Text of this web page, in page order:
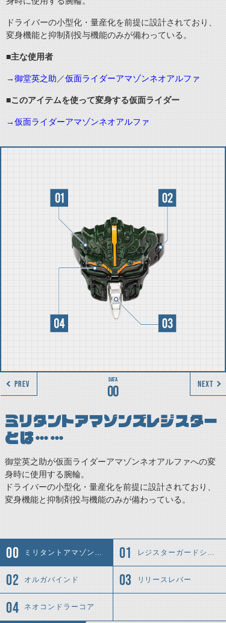
ドライバーの小型化・量産化を前提に設計されており、
変身機能と抑制剤投与機能のみが備わっている。
■主な使用者
→御堂英之助 ／仮面ライダーアマゾンネオアルファ
■このアイテムを使って変身する仮面ライダー
→仮面ライダーアマゾンネオアルファ
00
PREV NEXT
ミリタントアマゾンズレジスター
とは……
御堂英之助が仮面ライダーアマゾンネオアルファへの変
身時に使用する腕輪。
ドライバーの小型化・量産化を前提に設計されており、
変身機能と抑制剤投与機能のみが備わっている。
ミリタントアマゾンズレジスターとは…… レジスターガードシェル
オルガバインド リリースレバー
ネオコンドラーコア